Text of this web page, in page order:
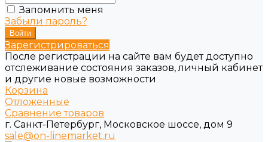
Запомнить меня
Забыли пароль?
Зарегистрироваться
После регистрации на сайте вам будет доступно
отслеживание состояния заказов, личный кабинет
и другие новые возможности
Корзина
Отложенные
Сравнение товаров
г. Санкт-Петербург, Московское шоссе, дом 9
sale@on-linemarket.ru